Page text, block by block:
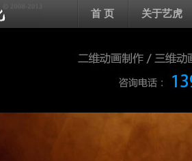
首 页 关于艺虎